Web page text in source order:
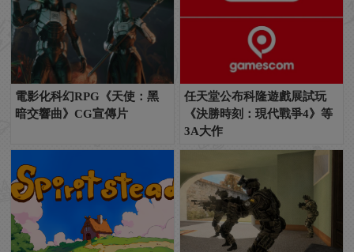
電影化科幻RPG《天使：黑
暗交響曲》CG宣傳片
任天堂公布科隆遊戲展試玩
《決勝時刻：現代戰爭4》等
3A大作